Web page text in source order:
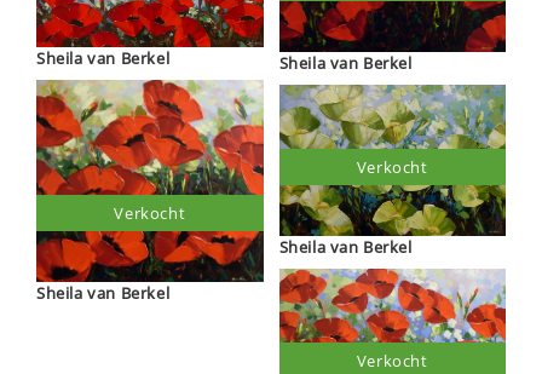
Sheila van Berkel
Sheila van Berkel
Verkocht
Sheila van Berkel
Sheila van Berkel
Verkocht
Verkocht